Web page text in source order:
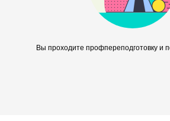
Вы проходите профпереподготовку и